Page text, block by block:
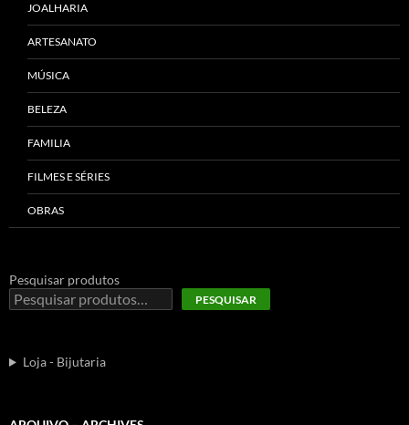
JOALHARIA
ARTESANATO
MÚSICA
BELEZA
FAMILIA
FILMES E SÉRIES
OBRAS
Pesquisar produtos
PESQUISAR
Loja - Bijutaria